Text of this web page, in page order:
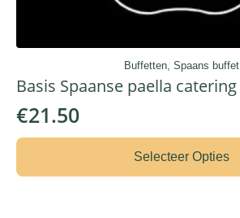
Buffetten, Spaans buffet
Basis Spaanse paella catering
€21.50
Selecteer Opties